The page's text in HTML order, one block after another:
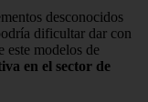
desconocidos
dificultar dar con
este modelos de
en el sector de